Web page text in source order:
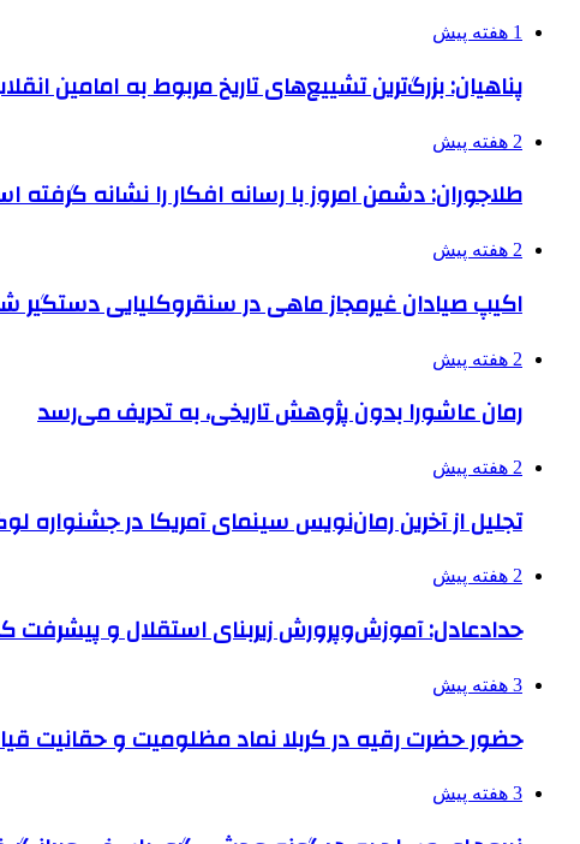
1 هفته پیش
پناهیان: بزرگ‌ترین تشییع‌های تاریخ مربوط به امامین
2 هفته پیش
طلاجوران: دشمن امروز با رسانه افکار را نشانه گرفته
2 هفته پیش
اکیپ صیادان غیرمجاز ماهی در سنقروکلیایی دستگیر
2 هفته پیش
رمان عاشورا بدون پژوهش تاریخی، به تحریف می‌رسد
2 هفته پیش
تجلیل از آخرین رمان‌نویس سینمای آمریکا در جشنواره
2 هفته پیش
حدادعادل: آموزش‌وپرورش زیربنای استقلال و
3 هفته پیش
حضور حضرت رقیه در کربلا نماد مظلومیت و حقانیت
3 هفته پیش